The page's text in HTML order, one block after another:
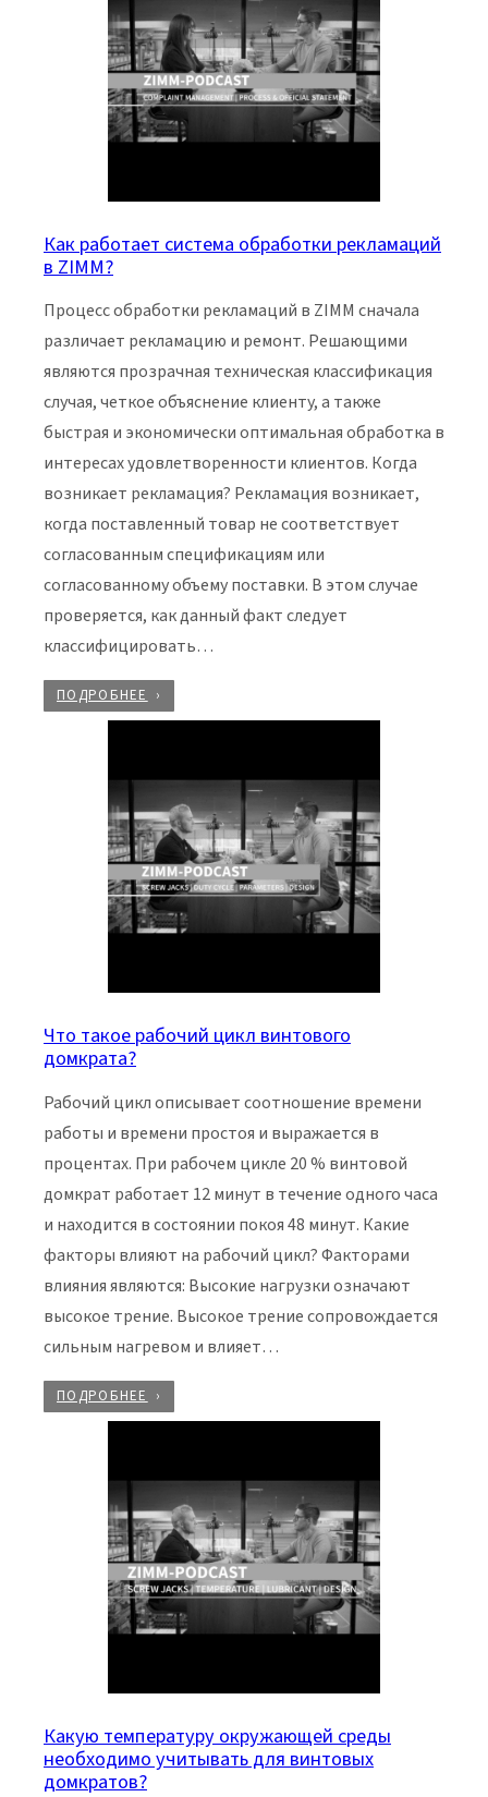
Как работает система обработки рекламаций
в ZIMM?
Процесс обработки рекламаций в ZIMM сначала
различает рекламацию и ремонт. Решающими
являются прозрачная техническая классификация
случая, четкое объяснение клиенту, а также
быстрая и экономически оптимальная обработка в
интересах удовлетворенности клиентов. Когда
возникает рекламация? Рекламация возникает,
когда поставленный товар не соответствует
согласованным спецификациям или
согласованному объему поставки. В этом случае
проверяется, как данный факт следует
классифицировать…
ПОДРОБНЕЕ
Что такое рабочий цикл винтового
домкрата?
Рабочий цикл описывает соотношение времени
работы и времени простоя и выражается в
процентах. При рабочем цикле 20 % винтовой
домкрат работает 12 минут в течение одного часа
и находится в состоянии покоя 48 минут. Какие
факторы влияют на рабочий цикл? Факторами
влияния являются: Высокие нагрузки означают
высокое трение. Высокое трение сопровождается
сильным нагревом и влияет…
ПОДРОБНЕЕ
Какую температуру окружающей среды
необходимо учитывать для винтовых
домкратов?